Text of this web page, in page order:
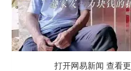
打开网易新闻 查看